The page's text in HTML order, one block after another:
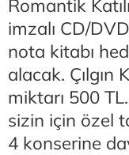
Romantik
imzalı CD/
nota kitabı
alacak. Çılgın
miktarı 500
sizin için özel
4 konserine